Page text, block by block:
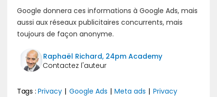
Google donnera ces informations à Google Ads, mais
aussi aux réseaux publicitaires concurrents, mais
toujours de façon anonyme.
Raphaël Richard, 24pm Academy
Tags : Privacy | Google Ads | Meta ads | Privacy